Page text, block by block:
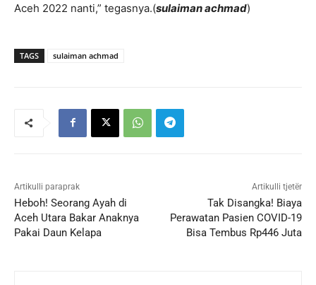
Aceh 2022 nanti,” tegasnya.(sulaiman achmad)
TAGS sulaiman achmad
Artikulli paraprak
Heboh! Seorang Ayah di
Aceh Utara Bakar Anaknya
Pakai Daun Kelapa
Artikulli tjetër
Tak Disangka! Biaya
Perawatan Pasien COVID-19
Bisa Tembus Rp446 Juta